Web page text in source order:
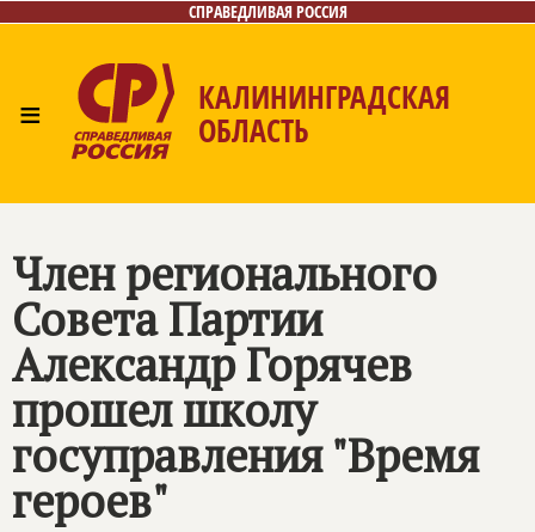
СПРАВЕДЛИВАЯ РОССИЯ
≡ КАЛИНИНГРАДСКАЯ
ОБЛАСТЬ
Член регионального
Совета Партии
Александр Горячев
прошел школу
госуправления "Время
героев"